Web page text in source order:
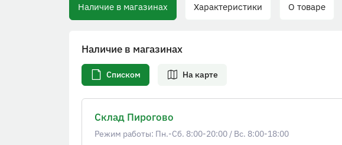
Наличие в магазинах Характеристики О товаре
Наличие в магазинах
Списком На карте
Склад Пирогово
Режим работы: Пн.-Сб. 8:00-20:00 / Вс. 8:00-18:00